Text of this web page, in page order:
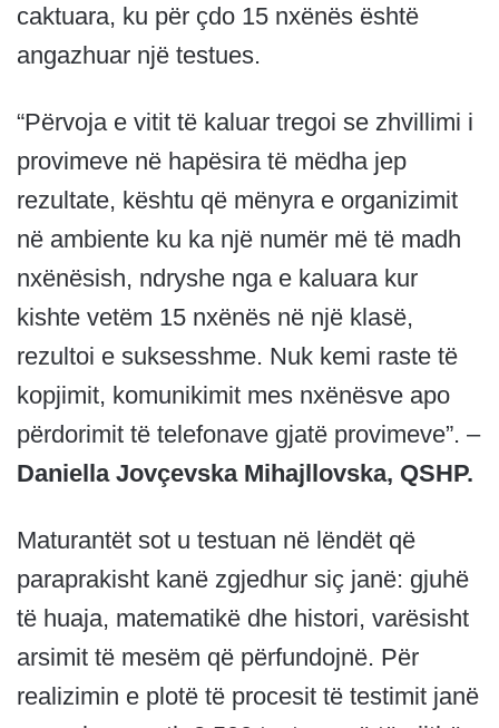
caktuara, ku për çdo 15 nxënës është
angazhuar një testues.
“Përvoja e vitit të kaluar tregoi se zhvillimi i
provimeve në hapësira të mëdha jep
rezultate, kështu që mënyra e organizimit
në ambiente ku ka një numër më të madh
nxënësish, ndryshe nga e kaluara kur
kishte vetëm 15 nxënës në një klasë,
rezultoi e suksesshme. Nuk kemi raste të
kopjimit, komunikimit mes nxënësve apo
përdorimit të telefonave gjatë provimeve”. –
Daniella Jovçevska Mihajllovska, QSHP.
Maturantët sot u testuan në lëndët që
paraprakisht kanë zgjedhur siç janë: gjuhë
të huaja, matematikë dhe histori, varësisht
arsimit të mesëm që përfundojnë. Për
realizimin e plotë të procesit të testimit janë